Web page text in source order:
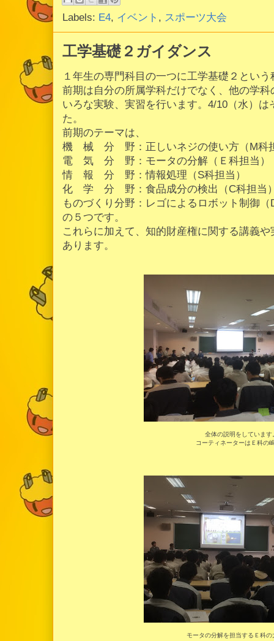
Labels: E4, イベント , スポーツ大会
工学基礎２ガイダンス
１年生の専門科目の一つに工学基礎２とい
前期は自分の所属学科だけでなく、他の学
いろな実験、実習を行います。4/10（水）
た。
前期のテーマは、
機 械 分 野：正しいネジの使い方（M科
電 気 分 野：モータの分解（Ｅ科担当）
情 報 分 野：情報処理（S科担当）
化 学 分 野：食品成分の検出（C科担当
ものづくり分野：レゴによるロボット制御（
の５つです。
これらに加えて、知的財産権に関する講義
あります。
全体の説明をしています
コーティネーターはＥ科の
モータの分解を担当するＥ科の